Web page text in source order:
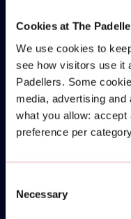
Cookies at The
We use cookies to
see how visitors use it
Padellers. Some
media, advertising
what you allow:
preference per
Selection
Necessary